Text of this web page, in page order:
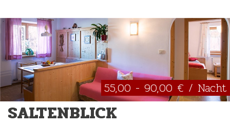
55,00 - 90,00 € / Nacht
SALTENBLICK